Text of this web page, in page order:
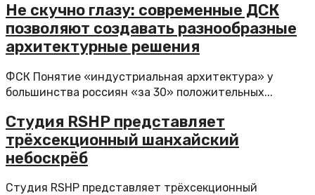
Не скучно глазу: современные ДСК
позволяют создавать разнообразные
архитектурные решения
ФСК Понятие «индустриальная архитектура» у
большинства россиян «за 30» положительных...
Студия RSHP представляет
трёхсекционный шанхайский
небоскрёб
Студия RSHP представляет трёхсекционный